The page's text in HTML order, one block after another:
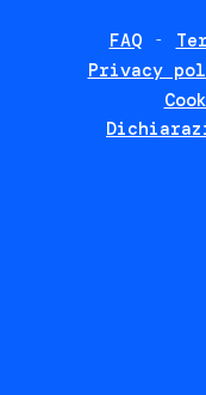
FAQ
Privacy